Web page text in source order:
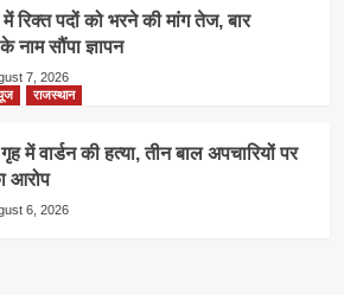
रिक्त पदों को भरने की मांग तेज, बार
नाम सौंपा ज्ञापन
7, 2026
राजस्थान
में वार्डन की हत्या, तीन बाल अपचारियों पर
आरोप
6, 2026